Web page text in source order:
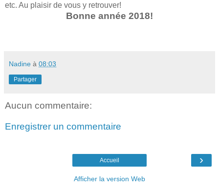
etc. Au plaisir de vous y retrouver!
Bonne année 2018!
Nadine à 08:03
Partager
Aucun commentaire:
Enregistrer un commentaire
›
Accueil
Afficher la version Web